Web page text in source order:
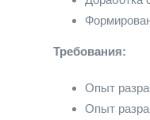
Требования:
Опыт
Опыт